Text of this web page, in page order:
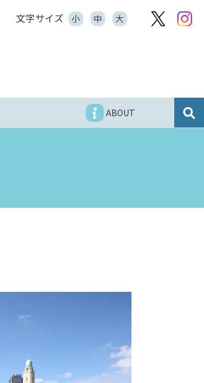
文字サイズ 小 中 大
ABOUT